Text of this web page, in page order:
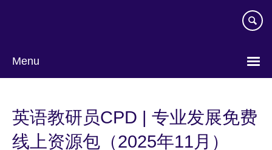
Menu
language
英语教研员CPD | 专业发展免费
线上资源包（2025年11月）